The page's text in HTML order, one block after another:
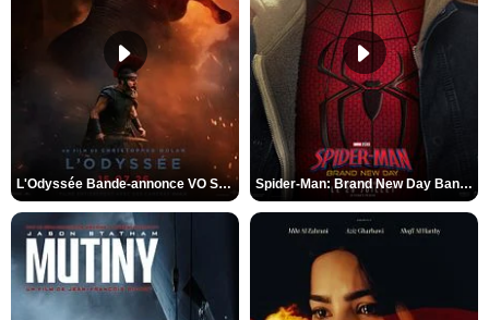
L'Odyssée Bande-annonce VO STFR Spider-Man: Brand New Day Bande-annonce VO STFR